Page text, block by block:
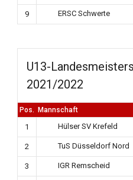
9 ERSC Schwerte
U13-
2021/2022
Pos. Mannschaft
1 Hülser SV Krefeld
2 TuS Düsseldorf Nord
3 IGR Remscheid